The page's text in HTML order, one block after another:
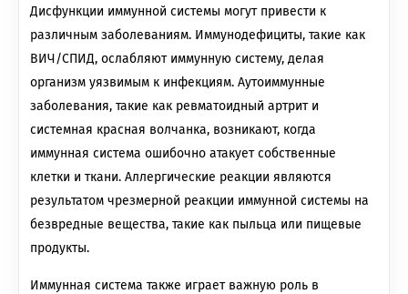
Дисфункции иммунной системы могут привести к
различным заболеваниям. Иммунодефициты, такие как
ВИЧ/СПИД, ослабляют иммунную систему, делая
организм уязвимым к инфекциям. Аутоиммунные
заболевания, такие как ревматоидный артрит и
системная красная волчанка, возникают, когда
иммунная система ошибочно атакует собственные
клетки и ткани. Аллергические реакции являются
результатом чрезмерной реакции иммунной системы на
безвредные вещества, такие как пыльца или пищевые
продукты.
Иммунная система также играет важную роль в